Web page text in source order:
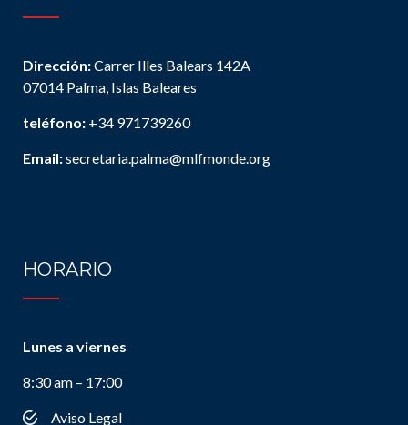
Dirección:Carrer Illes Balears 142A
07014 Palma, Islas Baleares
teléfono: +34 971739260
Email:secretaria.palma@mlfmonde.org
HORARIO
Lunes a viernes
8:30 am – 17:00
Aviso Legal